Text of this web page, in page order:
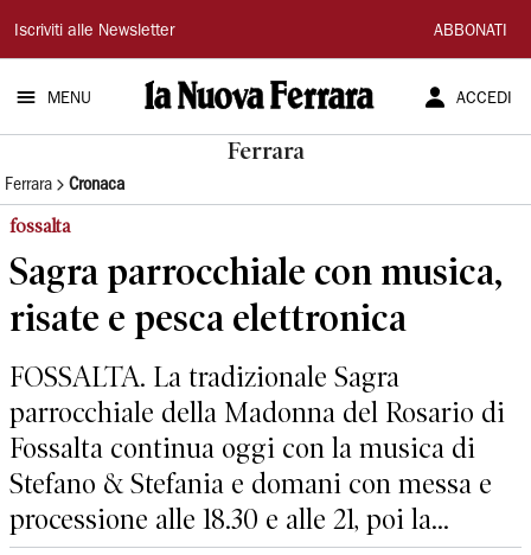
La
Nuova
Ferrara
Iscriviti alle Newsletter ABBONATI
MENU ACCEDI
Ferrara
Ferrara Cronaca
fossalta
Sagra parrocchiale con musica,
risate e pesca elettronica
FOSSALTA. La tradizionale Sagra
parrocchiale della Madonna del Rosario di
Fossalta continua oggi con la musica di
Stefano & Stefania e domani con messa e
processione alle 18.30 e alle 21, poi la...